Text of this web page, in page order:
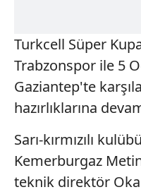
Turkcell Süper
Trabzonspor ile 5
Gaziantep'te
hazırlıklarına
Sarı-kırmızılı
Kemerburgaz
teknik direktör